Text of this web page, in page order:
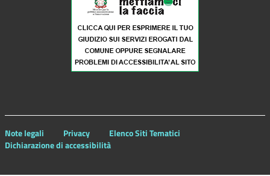
Note legali Privacy
Elenco Siti Tematici
Dichiarazione di accessibilità